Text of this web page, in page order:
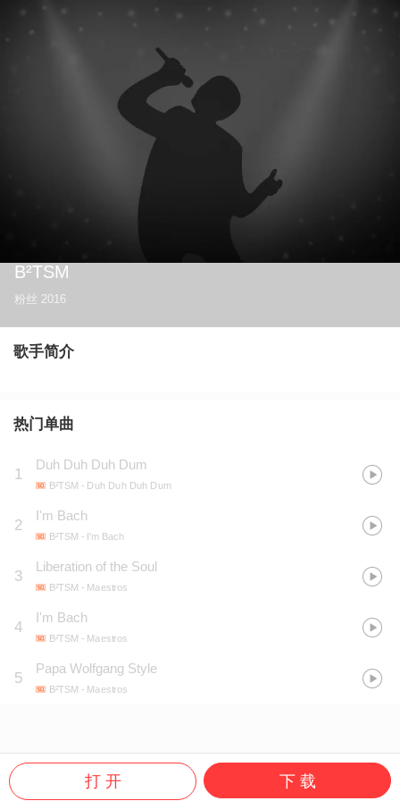
B²TSM
粉丝 2016
歌手简介
热门单曲
1
Duh Duh Duh Dum
B²TSM - Duh Duh Duh Dum
2
I'm Bach
B²TSM - I'm Bach
3
Liberation of the Soul
B²TSM - Maestros
4
I'm Bach
B²TSM - Maestros
5
Papa Wolfgang Style
B²TSM - Maestros
打 开 下 载